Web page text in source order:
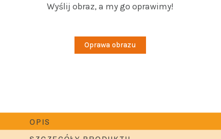
Wyślij obraz, a my go oprawimy!
Oprawa obrazu
OPIS